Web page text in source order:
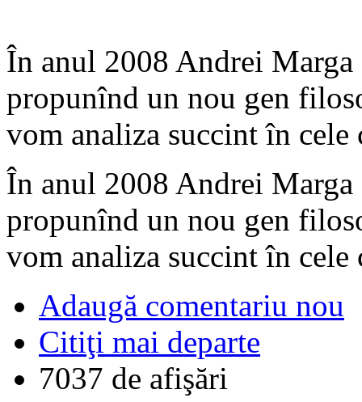
În anul 2008 Andrei
propunînd un nou gen
vom analiza succint în cele
În anul 2008 Andrei
propunînd un nou gen
vom analiza succint în cele
Adaugă comentariu nou
Citiţi mai departe
7037 de afişări